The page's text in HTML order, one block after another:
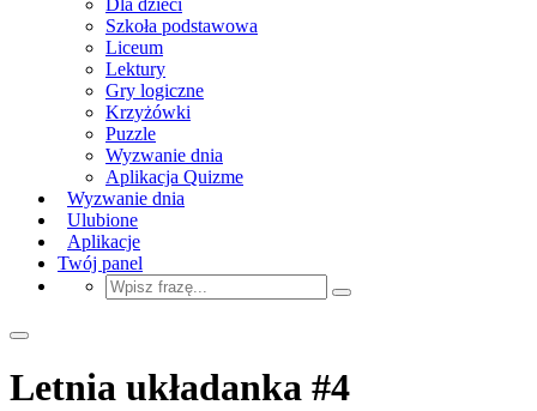
Szkoła podstawowa
Liceum
Lektury
Gry logiczne
Krzyżówki
Puzzle
Wyzwanie dnia
Aplikacja Quizme
Wyzwanie dnia
Ulubione
Aplikacje
Twój panel
Letnia układanka #4